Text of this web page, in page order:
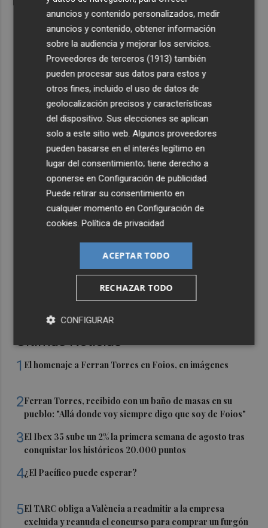
Últimas Noticias
1 El homenaje a Ferran Torres en Foios, en imágenes
2Ferran Torres, recibido con un baño de masas en su
pueblo: "Allá donde voy siempre digo que soy de Foios"
3El Ibex 35 sube un 2% la primera semana de agosto tras
conquistar los históricos 20.000 puntos
4¿El Pacífico puede esperar?
5El TARC obliga a València a readmitir a la empresa
excluida y reanuda el concurso para comprar un furgón
anuncios y contenido personalizados, medir
anuncios y contenido, obtener información
sobre la audiencia y mejorar los servicios.
Proveedores de terceros (1913) también
pueden procesar sus datos para estos y
otros fines, incluido el uso de datos de
geolocalización precisos y características
del dispositivo. Sus elecciones se aplican
solo a este sitio web. Algunos proveedores
pueden basarse en el interés legítimo en
lugar del consentimiento; tiene derecho a
oponerse enConfiguración de publicidad.
Puede retirar su consentimiento en
cualquier momento enConfiguración de
cookies.Política de privacidad
ACEPTAR TODO
RECHAZAR TODO
CONFIGURAR